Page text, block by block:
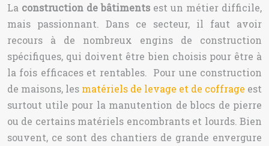
La construction de bâtiments est un métier difficile,
mais passionnant. Dans ce secteur, il faut avoir
recours à de nombreux engins de construction
spécifiques, qui doivent être bien choisis pour être à
la fois efficaces et rentables. Pour une construction
de maisons, les matériels de levage et de coffrage est
surtout utile pour la manutention de blocs de pierre
ou de certains matériels encombrants et lourds. Bien
souvent, ce sont des chantiers de grande envergure